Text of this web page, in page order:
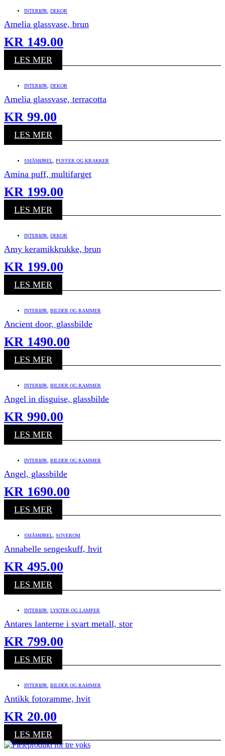
INTERIØR DEKOR
Amelia glassvase, brun
KR 149.00
LES MER
INTERIØR DEKOR
Amelia glassvase, terracotta
KR 99.00
LES MER
SMÅMØBEL PUFFER OG KRAKKER
Amina puff, multifarget
KR 199.00
LES MER
INTERIØR DEKOR
Amy keramikkrukke, brun
KR 199.00
LES MER
INTERIØR BILDER OG RAMMER
Ancient door, glassbilde
KR 1490.00
LES MER
INTERIØR BILDER OG RAMMER
Angel in disguise, glassbilde
KR 990.00
LES MER
INTERIØR BILDER OG RAMMER
Angel, glassbilde
KR 1690.00
LES MER
SMÅMØBEL SOVEROM
Annabelle sengeskuff, hvit
KR 495.00
LES MER
INTERIØR LYKTER OG LAMPER
Antares lanterne i svart metall, stor
KR 799.00
LES MER
INTERIØR BILDER OG RAMMER
Antikk fotoramme, hvit
KR 20.00
LES MER